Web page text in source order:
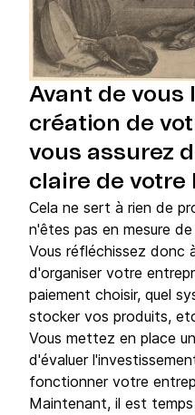
Avant de vous
création de
vous assurez
claire de votre
Cela ne sert à rien de
n'êtes pas en mesure
Vous réfléchissez donc
d'organiser votre
paiement choisir, quel
stocker vos produits,
Vous mettez en place
d'évaluer
fonctionner votre
Maintenant, il est